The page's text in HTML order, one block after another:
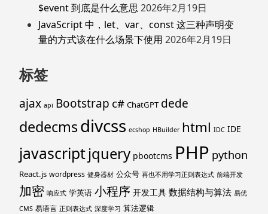
$event 到底是什么意思 2026年2月19日
JavaScript 中，let、var、const 这三种声明变
量的方式该在什么场景下使用 2026年2月19日
标签
ajax api Bootstrap c# ChatGPT dede
dedecmsdivcss ecshop HBuilder html IDC IDE
javascriptjquery pbootcms PHP python
React.js wordpress 健身器材 公众号 再也不用学习正则表达式 前端开发
加密 响应式 学英语 小程序 开发工具 数据结构与算法 易优
CMS 易语言 正则表达式 深度学习 算法逻辑